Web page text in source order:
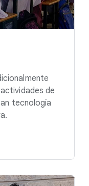
de
tecnología